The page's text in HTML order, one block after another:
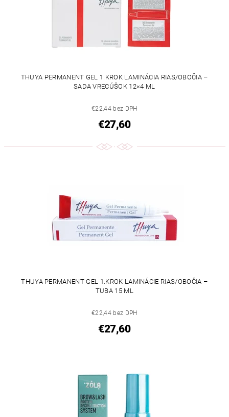
THUYA PERMANENT GEL 1.KROK LAMINÁCIA RIAS/OBOČIA –
SADA VRECÚŠOK 12×4 ML
€22,44 bez DPH
€27,60
THUYA PERMANENT GEL 1.KROK LAMINÁCIE RIAS/OBOČIA –
TUBA 15 ML
€22,44 bez DPH
€27,60